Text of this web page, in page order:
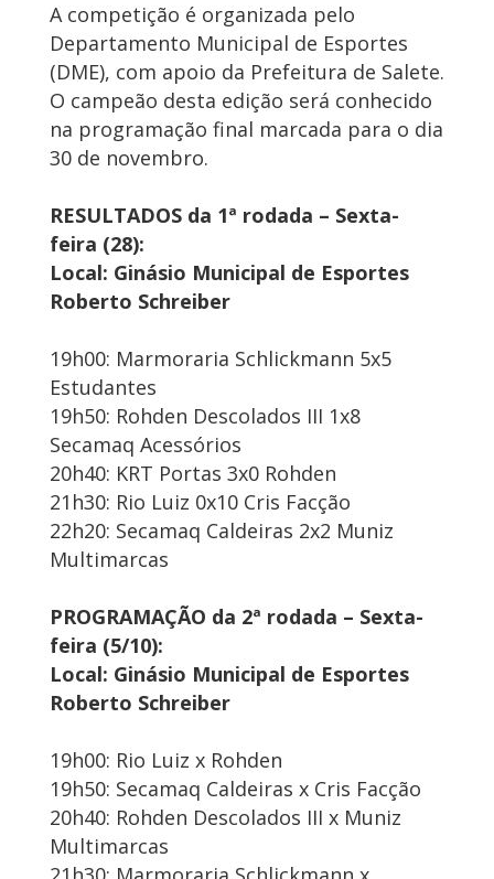
A competição é organizada pelo
Departamento Municipal de Esportes
(DME), com apoio da Prefeitura de Salete.
O campeão desta edição será conhecido
na programação final marcada para o dia
30 de novembro.
RESULTADOS da 1ª rodada – Sexta-
feira (28):
Local: Ginásio Municipal de Esportes
Roberto Schreiber
19h00: Marmoraria Schlickmann 5x5
Estudantes
19h50: Rohden Descolados III 1x8
Secamaq Acessórios
20h40: KRT Portas 3x0 Rohden
21h30: Rio Luiz 0x10 Cris Facção
22h20: Secamaq Caldeiras 2x2 Muniz
Multimarcas
PROGRAMAÇÃO da 2ª rodada – Sexta-
feira (5/10):
Local: Ginásio Municipal de Esportes
Roberto Schreiber
19h00: Rio Luiz x Rohden
19h50: Secamaq Caldeiras x Cris Facção
20h40: Rohden Descolados III x Muniz
Multimarcas